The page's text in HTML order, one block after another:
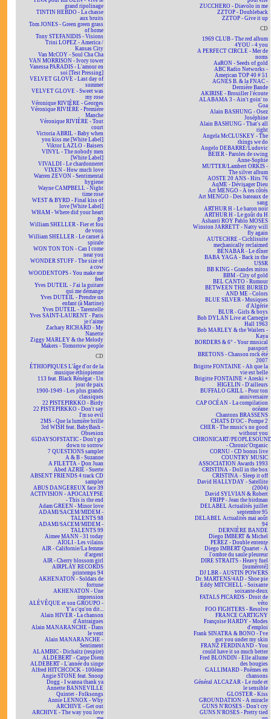
grand ripolinage
TINTIN HEBDO - La chasse
aux bruits
Tom JONES - Green green grass
of home
Tony STEFANIDIS - Visions
Trini LOPEZ - America /
Kansas City
Van McCOY - Soul Cha Cha
VAN MORRISON - Ivory tower
Vanessa PARADIS - L'amour en
soi [Test Pressing]
VELVET GLOVE - Last day of
summer
VELVET GLOVE - Sweet was
my rose
Véronique RIVIÈRE - Georges
Véronique RIVIÈRE - Première
Manche
Véronique RIVIÈRE - Tout
court
Victoria ABRIL - Baby when
you kiss me [White Label]
Viktor LAZLO - Baisers
VINYL - The nobody men
[White Label]
VIVALDI - Le chardonneret
VIXEN - How much love
Warren ZEVON - Sentimental
hygiene
Wayne CAMPBELL - Night
time rose
WEST & BYRD - Final kiss of
love [White Label]
WHAM - Where did your heart
go
William SHELLER - Fier et fou
de vous
William SHELLER - Le carnet à
spirale
WON TON TON - Can I come
near you
WONDER STUFF - The size of
a cow
WOODENTOPS - You make me
feel
Yves DUTEIL - J'ai la guitare
qui me démange
Yves DUTEIL - Prendre un
enfant (à Martine)
Yves DUTEIL - Tarentelle
Yves SAINT-LAURENT - Paris
je t'aime
Zachary RICHARD - My
Nanette
Ziggy MARLEY & the Melody
Makers - Tomorrow people
CD
ÉTHIOPIQUES L'âge d'or de la
musique éthiopienne
113 feat. Black Rénégat - Un
jour de paix
1900-1949 - Les plus grands
classiques
22 PISTEPIRKKO - Birdy
22 PISTEPIRKKO - Don't say
I'm so evil
2MS - Que la lumière brille
3rd WISH feat. BabyBash -
Obsesion
65DAYSOFSTATIC - Don't go
down to sorrow
7 QUESTIONS sampler
A & B - Suzanne
A FILETTA - Don Juan
Abed AZRIÉ - Suerte
ABSENT FRIENDS 4 track CD
sampler
ABUS DANGEREUX face 39
ACTIVISION - APOCALYPSE
- This is the end
Adam GREEN - Minor love
ADAMI/SACEM/MIDEM -
TALENTS 98
ADAMI/SACEM/MIDEM -
TALENTS 99
Aimee MANN - 31 today
AÏOLI - Les vilains
AIR - Californie/La femme
d'argent
AIR - Cherry blossom girl
AIRPLAY RECORDS
printemps 94
AKHENATON - Soldats de
fortune
AKHENATON - Une
impression
ALÉVÊQUE et son GROUPO -
Y'a c'qu'on dit...
Alain HIVER - La chanson
d'Antraigues
Alain MANARANCHE - Dans
le vent
Alain MANARANCHE -
Sentiment
ALAMBIC - Dichaïtz (respire)
ALDEBERT - Carpe Diem
ALDEBERT - L'année du singe
Alfred HITCHCOCK - 100ème
Angie STONE feat. Snoop
Dogg - I wanna thank ya
Annette BANNEVILLE
Quintet - Folksongs
Annie LENNOX - Why
ARCHIVE - Get out
ARCHIVE - The way you love
ZUCCHERO - Diavolo in me
ZZTOP - Doubleback
ZZTOP - Give it up
CD
1969 CLUB - The red album
4YOU - 4 you
A PERFECT CIRCLE - Mer de
noms
AaRON - Seeds of gold
ABC Radio Networks -
American TOP 40 # 51
AGNÈS B. & la FNAC -
Dernière Bande
AKIRISE - Brouiller l'écoute
ALABAMA 3 - Ain't goin' to
Goa
Alain BASHUNG - Osez
Joséphine
Alain BASHUNG - That's all
right
Angela McCLUSKEY - The
things we do
Angelo DEBARRE/Ludovic
BEIER - Paroles de swing
Anne-Sophie
MUTTER/Lambert ORKIS -
The silver album
AOSTE 20 ANS - Hits 76
AqME - Dévisager Dieu
Art MENGO - À tes côtés
Art MENGO - Des bateaux de
sang
ARTHUR H - Le baron noir
ARTHUR H - Le goût du H
Ashanti ROY Pablo MOSES
Winston JARRETT - Natty will
fly again
AUTECHRE - Cichlisuite
mechanically reclaimed
BÉNABAR - Le dîner
BABA YAGA - Back in the
USSR
BB KING - Grandes mitos
BBM - City of gold
BEL CANTO - Rumour
BETWEEN THE BURIED
AND ME - Colors
BLUE SILVER - Musiques
d'Algérie
BLUR - Girls & boys
Bob DYLAN Live at Carnegie
Hall 1963
Bob MARLEY & the Wailers -
Kaya
BORDERS & 6° - Your musical
passport
BRETONS - Chanson rock été
2007
Brigitte FONTAINE - Ah que la
vie est belle
Brigitte FONTAINE + Areski +
HIGELIN - D'ailleurs
BUFFALO GRILL - Pour ton
anniversaire
CAP OCÉAN - La compilation
océane
Chantons BRASSENS
CHATS D'OC - Pompe 2
CHER - The music's no good
without you
CHRONICART/
- Chronic'Organic
CORNU - CD bonus live
COUNTRY MUSIC
ASSOCIATION Awards 1993
CRISTINA - Doll in the box
CRISTINA - Sleep it off
David HALLYDAY - Satellite
(2004)
David SYLVIAN & Robert
FRIPP - Jean the birdman
DELABEL Actualités juillet
septembre 95
DELABEL Actualités mai août
94
DERNIÈRE BANDE
Diego IMBERT & Michel
PEREZ - Double entente
Diego IMBERT Quartet - À
l'ombre du saule pleureur
DIRE STRAITS - Heavy fuel
[numéroté]
DJ LBR - AUSTIN POWERS
Dr. MARTENS/4AD - Shoe pie
Eddy MITCHELL - Soixante
soixante-deux
FATALS PICARDS - Droit de
véto
FOO FIGHTERS - Resolve
FRANCE CARTIGNY
Françoise HARDY - Modes
d'emploi
Frank SINATRA & BONO - I've
got you under my skin
FRANZ FERDINAND - You
could have it so much better
Fred BLONDIN - Elle allume
des bougies
GALLIMARD - Poèmes en
chansons
Général ALCAZAR - Le rude et
le sensible
GLOSTER - Kiss
GROUNDATION - A miracle
GUNS N'ROSES - Don't cry
GUNS N'ROSES - Pretty tied